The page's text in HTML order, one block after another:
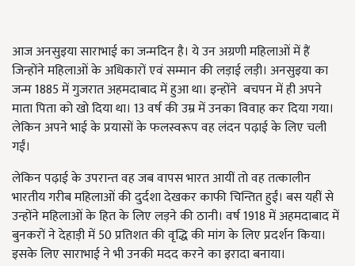
आज अनसुइया साराभाई का जन्मदिन है। ये उन अग्रणी महिलाओं में हैं
जिन्होंने महिलाओं के अधिकारों एवं सम्मान की लड़ाई लड़ी। अनसुइया का
जन्म 1885 में गुजरात अहमदाबाद में हुआ था। इन्होंने बचपन में ही अपने
माता पिता को खो दिया था। 13 वर्ष की उम्र में उनका विवाह कर दिया गया।
लेकिन अपने भाई के प्रयासों के फलस्वरूप वह लंदन पढ़ाई के लिए चली
गईं।
लेकिन पढ़ाई के उपरान्त वह जब वापस भारत आयीं तो वह तत्कालीन
भारतीय गरीब महिलाओं की दुर्दशा देखकर काफी चिन्तित हुईं। बस यहीं से
उन्होंने महिलाओं के हित के लिए लड़ने की ठानी। वर्ष 1918 में अहमदाबाद में
बुनकरों ने देहाड़ी में 50 प्रतिशत की वृद्धि की मांग के लिए प्रदर्शन किया।
इसके लिए साराभाई ने भी उनकी मदद करने का इरादा बनाया।